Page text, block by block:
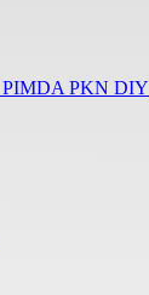
PIMDA PKN DIY